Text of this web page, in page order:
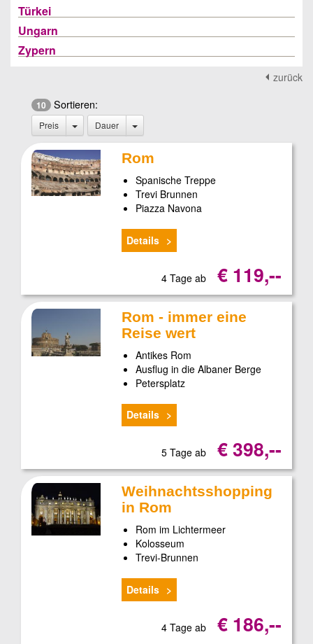
Türkei
Ungarn
Zypern
zurück
10 Sortieren:
Preis Dauer
Rom
Spanische Treppe
Trevi Brunnen
Piazza Navona
Details
4 Tage ab € 119,--
Rom - immer eine
Reise wert
Antikes Rom
Ausflug in die Albaner Berge
Petersplatz
Details
5 Tage ab € 398,--
Weihnachtsshopping
in Rom
Rom im Lichtermeer
Kolosseum
Trevi-Brunnen
Details
4 Tage ab € 186,--